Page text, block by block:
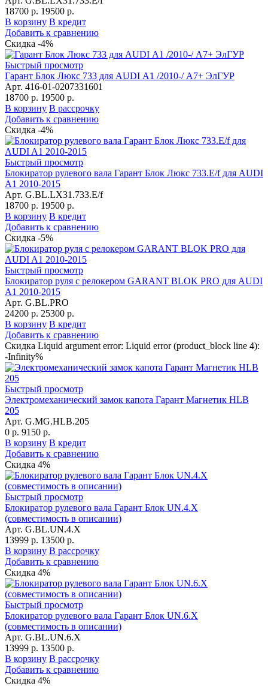
18700 р. 19500 р.
В корзину В кредит
Добавить к сравнению
Скидка -4%
Быстрый просмотр
Гарант Блок Люкс 733 для AUDI А1 /2010-/ А7+ ЭлГУР
Арт. 416-01-0207331601
18700 р. 19500 р.
В корзину В рассрочку
Добавить к сравнению
Скидка -4%
Быстрый просмотр
Блокиратор рулевого вала Гарант Блок Люкс 733.E/f для AUDI
A1 2010-2015
Арт. G.BL.LX31.733.E/f
18700 р. 19500 р.
В корзину В кредит
Добавить к сравнению
Скидка -5%
Быстрый просмотр
Блокиратор руля с релокером GARANT BLOK PRO для AUDI
A1 2010-2015
Арт. G.BL.PRO
24200 р. 25300 р.
В корзину В кредит
Добавить к сравнению
Скидка Liquid argument error: Liquid error (product_block line 4):
-Infinity%
Быстрый просмотр
Электромеханический замок капота Гарант Магнетик HLB
205
Арт. G.MG.HLB.205
0 р. 9150 р.
В корзину В кредит
Добавить к сравнению
Скидка 4%
Быстрый просмотр
Блокиратор рулевого вала Гарант Блок UN.4.X
(совместимость в описании)
Арт. G.BL.UN.4.X
13999 р. 13500 р.
В корзину В рассрочку
Добавить к сравнению
Скидка 4%
Быстрый просмотр
Блокиратор рулевого вала Гарант Блок UN.6.X
(совместимость в описании)
Арт. G.BL.UN.6.X
13999 р. 13500 р.
В корзину В рассрочку
Добавить к сравнению
Скидка 4%